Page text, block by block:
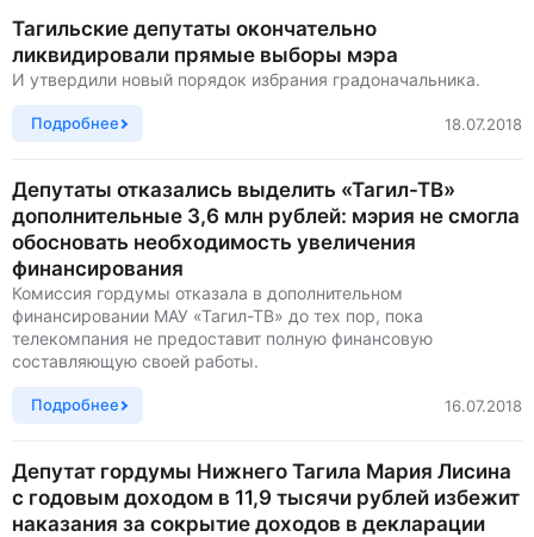
Тагильские депутаты окончательно
ликвидировали прямые выборы мэра
И утвердили новый порядок избрания градоначальника.
Подробнее 18.07.2018
Депутаты отказались выделить «Тагил-ТВ»
дополнительные 3,6 млн рублей: мэрия не смогла
обосновать необходимость увеличения
финансирования
Комиссия гордумы отказала в дополнительном
финансировании МАУ «Тагил-ТВ» до тех пор, пока
телекомпания не предоставит полную финансовую
составляющую своей работы.
Подробнее 16.07.2018
Депутат гордумы Нижнего Тагила Мария Лисина
с годовым доходом в 11,9 тысячи рублей избежит
наказания за сокрытие доходов в декларации